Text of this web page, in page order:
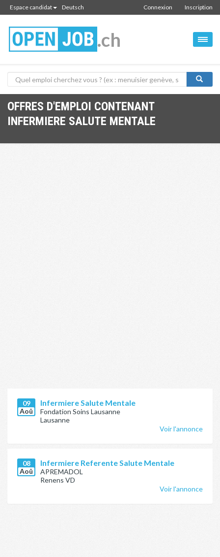
Espace candidat Deutsch Inscription
Connexion
.ch
OFFRES D'EMPLOI CONTENANT
INFERMIERE SALUTE MENTALE
09
Aoû
Infermiere Salute Mentale
Fondation Soins Lausanne
Lausanne
Voir l'annonce
08
Aoû
Infermiere Referente Salute Mentale
APREMADOL
Renens VD
Voir l'annonce